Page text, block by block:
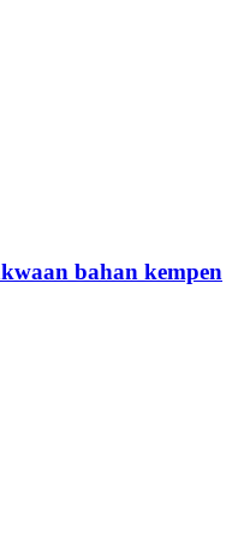
bahan kempen